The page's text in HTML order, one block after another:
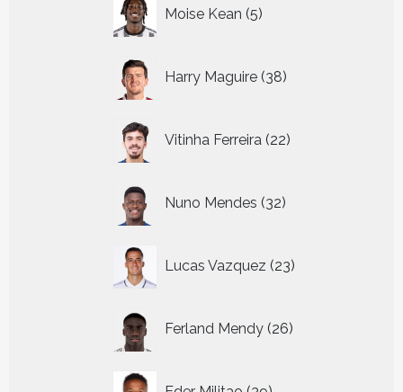
Moise Kean 5
producten
Harry Maguire 38
producten
Vitinha Ferreira 22
producten
Nuno Mendes 32
producten
Lucas Vazquez 23
producten
Ferland Mendy 26
producten